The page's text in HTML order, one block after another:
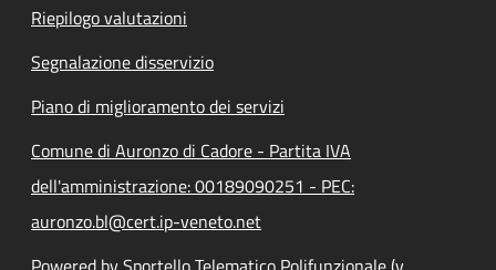
Riepilogo valutazioni
Segnalazione disservizio
Piano di miglioramento dei servizi
Comune di Auronzo di Cadore - Partita IVA
dell'amministrazione: 00189090251 - PEC:
auronzo.bl@cert.ip-veneto.net